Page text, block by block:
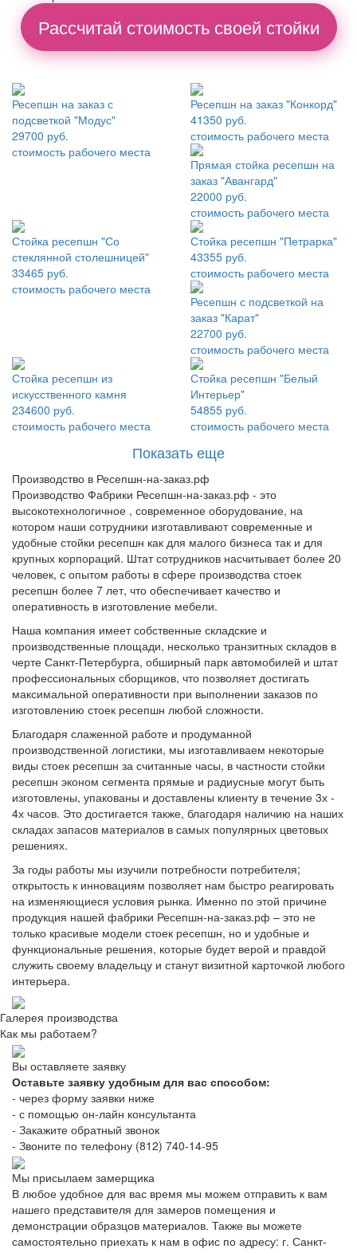
Рассчитай стоимость своей стойки
Ресепшн на заказ с
подсветкой "Модус"
29700 руб.
стоимость рабочего места
Ресепшн на заказ "Конкорд"
41350 руб.
стоимость рабочего места
Прямая стойка ресепшн на
заказ "Авангард"
22000 руб.
стоимость рабочего места
Стойка ресепшн "Со
стеклянной столешницей"
33465 руб.
стоимость рабочего места
Стойка ресепшн "Петрарка"
43355 руб.
стоимость рабочего места
Ресепшн с подсветкой на
заказ "Карат"
22700 руб.
стоимость рабочего места
Стойка ресепшн из
искусственного камня
234600 руб.
стоимость рабочего места
Стойка ресепшн "Белый
Интерьер"
54855 руб.
стоимость рабочего места
Показать еще
Производство в Ресепшн-на-заказ.рф
Производство Фабрики Ресепшн-на-заказ.рф - это
высокотехнологичное , современное оборудование, на
котором наши сотрудники изготавливают современные и
удобные стойки ресепшн как для малого бизнеса так и для
крупных корпораций. Штат сотрудников насчитывает более 20
человек, с опытом работы в сфере производства стоек
ресепшн более 7 лет, что обеспечивает качество и
оперативность в изготовление мебели.
Наша компания имеет собственные складские и
производственные площади, несколько транзитных складов в
черте Санкт-Петербурга, обширный парк автомобилей и штат
профессиональных сборщиков, что позволяет достигать
максимальной оперативности при выполнении заказов по
изготовлению стоек ресепшн любой сложности.
Благодаря слаженной работе и продуманной
производственной логистики, мы изготавливаем некоторые
виды стоек ресепшн за считанные часы, в частности стойки
ресепшн эконом сегмента прямые и радиусные могут быть
изготовлены, упакованы и доставлены клиенту в течение 3х -
4х часов. Это достигается также, благодаря наличию на наших
складах запасов материалов в самых популярных цветовых
решениях.
За годы работы мы изучили потребности потребителя;
открытость к инновациям позволяет нам быстро реагировать
на изменяющиеся условия рынка. Именно по этой причине
продукция нашей фабрики Ресепшн-на-заказ.рф – это не
только красивые модели стоек ресепшн, но и удобные и
функциональные решения, которые будет верой и правдой
служить своему владельцу и станут визитной карточкой любого
интерьера.
Галерея производства
Как мы работаем?
Вы оставляете заявку
Оставьте заявку удобным для вас способом:
- через форму заявки ниже
- с помощью он-лайн консультанта
- Закажите обратный звонок
- Звоните по телефону (812) 740-14-95
Мы присылаем замерщика
В любое удобное для вас время мы можем отправить к вам
нашего представителя для замеров помещения и
демонстрации образцов материалов. Также вы можете
самостоятельно приехать к нам в офис по адресу: г. Санкт-